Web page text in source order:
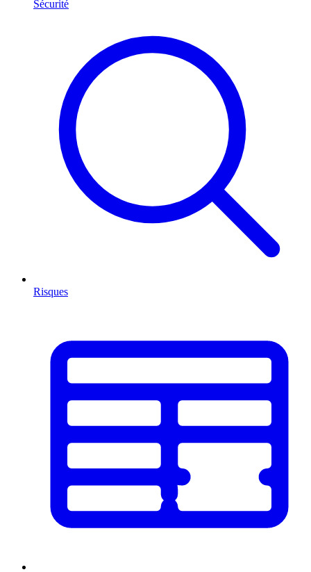
Sécurité
Risques